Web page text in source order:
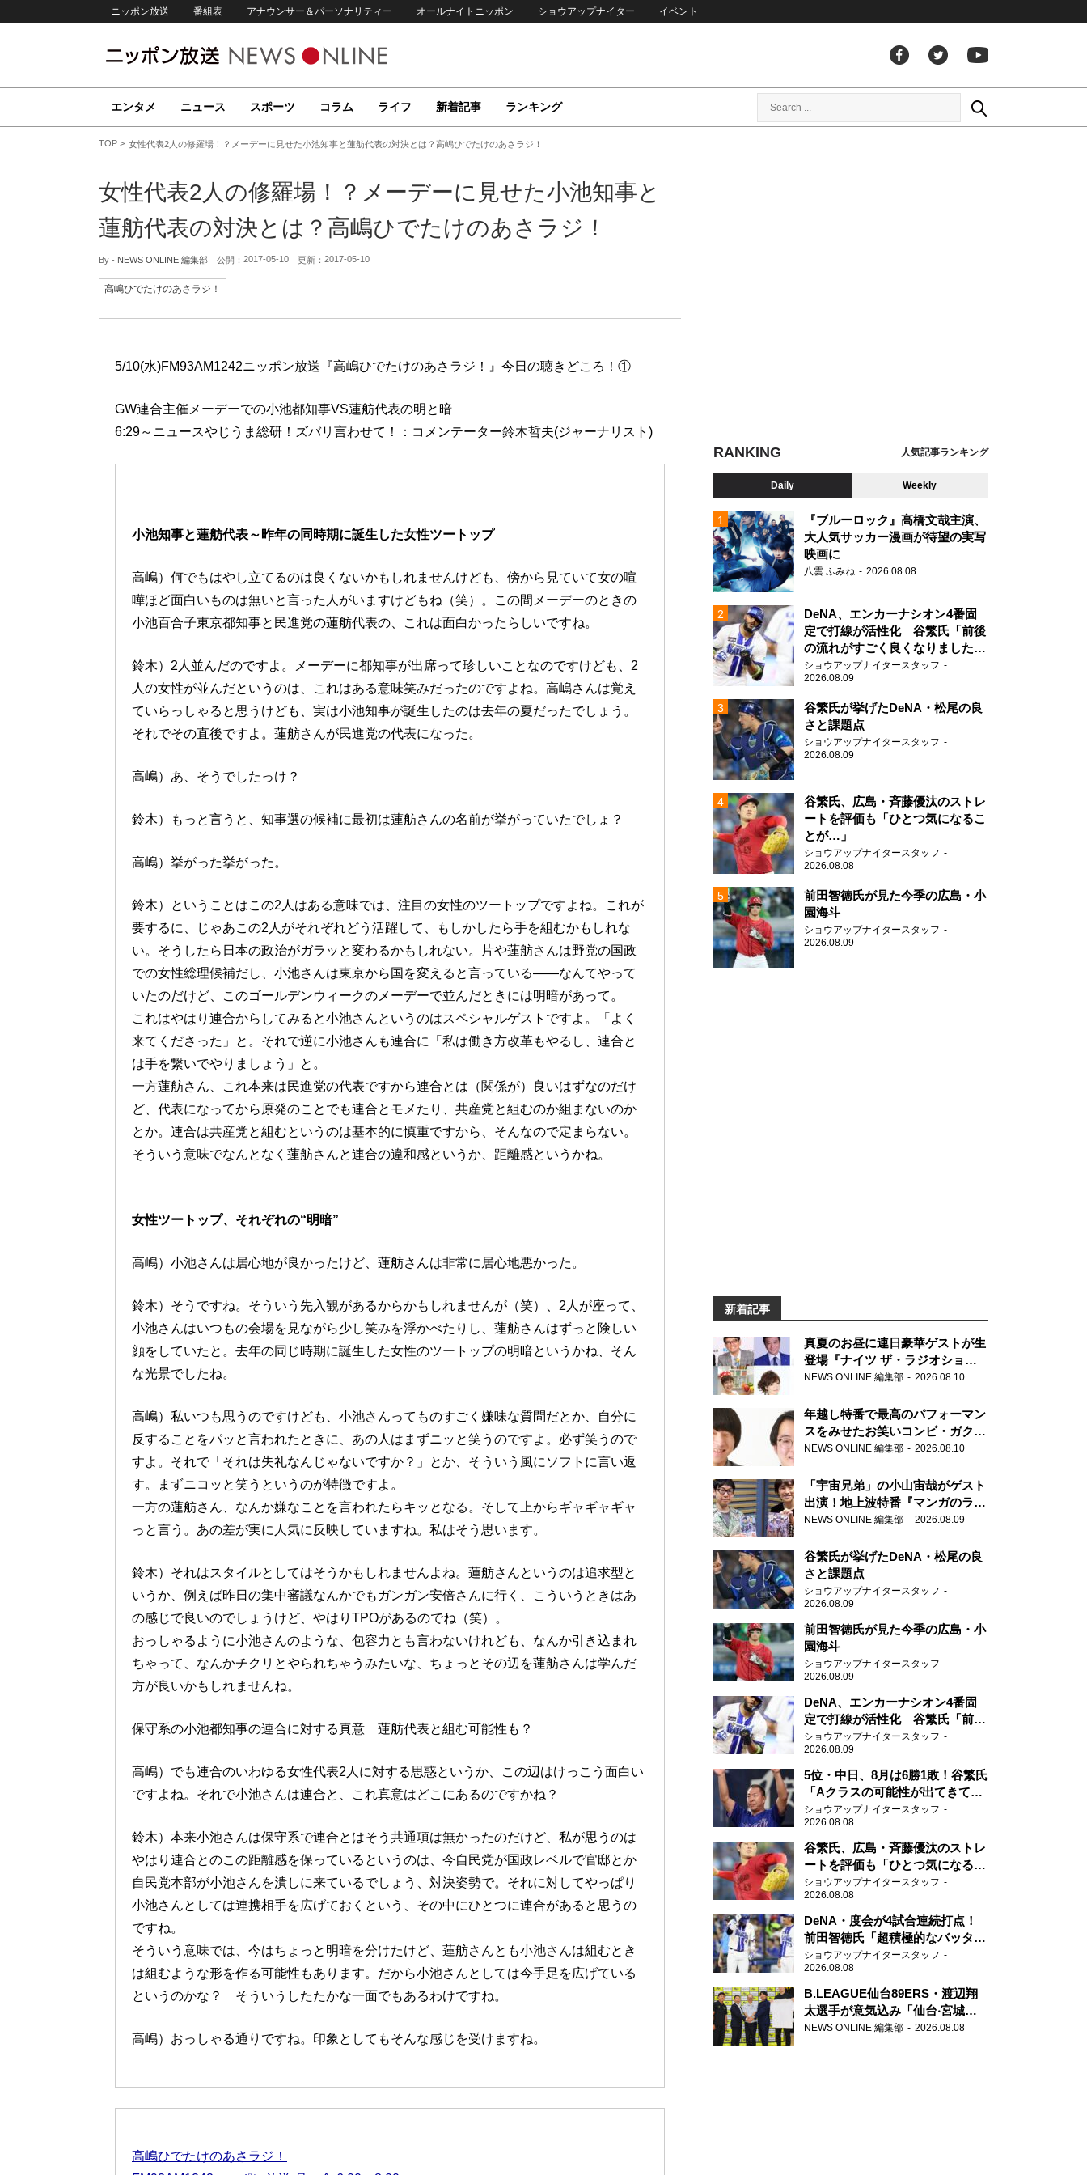
ニッポン放送 番組表 アナウンサー＆パーソナリティー オールナイトニッポン ショウアップナイター イベント
エンタメ ニュース スポーツ コラム ライフ 新着記事 ランキング
TOP 女性代表2人の修羅場！？メーデーに見せた小池知事と蓮舫代表の対決とは？高嶋ひでたけのあさラジ！
女性代表2人の修羅場！？メーデーに見せた小池知事と
蓮舫代表の対決とは？高嶋ひでたけのあさラジ！
By - NEWS ONLINE 編集部 公開： 2017-05-10 更新： 2017-05-10
高嶋ひでたけのあさラジ！
5/10(水)FM93AM1242ニッポン放送『高嶋ひでたけのあさラジ！』今日の聴きどころ！①
GW連合主催メーデーでの小池都知事VS蓮舫代表の明と暗
6:29～ニュースやじうま総研！ズバリ言わせて！：コメンテーター鈴木哲夫(ジャーナリスト)
小池知事と蓮舫代表～昨年の同時期に誕生した女性ツートップ
高嶋）何でもはやし立てるのは良くないかもしれませんけども、傍から見ていて女の喧
嘩ほど面白いものは無いと言った人がいますけどもね（笑）。この間メーデーのときの
小池百合子東京都知事と民進党の蓮舫代表の、これは面白かったらしいですね。
鈴木）2人並んだのですよ。メーデーに都知事が出席って珍しいことなのですけども、2
人の女性が並んだというのは、これはある意味笑みだったのですよね。高嶋さんは覚え
ていらっしゃると思うけども、実は小池知事が誕生したのは去年の夏だったでしょう。
それでその直後ですよ。蓮舫さんが民進党の代表になった。
高嶋）あ、そうでしたっけ？
鈴木）もっと言うと、知事選の候補に最初は蓮舫さんの名前が挙がっていたでしょ？
高嶋）挙がった挙がった。
鈴木）ということはこの2人はある意味では、注目の女性のツートップですよね。これが
要するに、じゃあこの2人がそれぞれどう活躍して、もしかしたら手を組むかもしれな
い。そうしたら日本の政治がガラッと変わるかもしれない。片や蓮舫さんは野党の国政
での女性総理候補だし、小池さんは東京から国を変えると言っている――なんてやって
いたのだけど、このゴールデンウィークのメーデーで並んだときには明暗があって。
これはやはり連合からしてみると小池さんというのはスペシャルゲストですよ。「よく
来てくださった」と。それで逆に小池さんも連合に「私は働き方改革もやるし、連合と
は手を繋いでやりましょう」と。
一方蓮舫さん、これ本来は民進党の代表ですから連合とは（関係が）良いはずなのだけ
ど、代表になってから原発のことでも連合とモメたり、共産党と組むのか組まないのか
とか。連合は共産党と組むというのは基本的に慎重ですから、そんなので定まらない。
そういう意味でなんとなく蓮舫さんと連合の違和感というか、距離感というかね。
女性ツートップ、それぞれの“明暗”
高嶋）小池さんは居心地が良かったけど、蓮舫さんは非常に居心地悪かった。
鈴木）そうですね。そういう先入観があるからかもしれませんが（笑）、2人が座って、
小池さんはいつもの会場を見ながら少し笑みを浮かべたりし、蓮舫さんはずっと険しい
顔をしていたと。去年の同じ時期に誕生した女性のツートップの明暗というかね、そん
な光景でしたね。
高嶋）私いつも思うのですけども、小池さんってものすごく嫌味な質問だとか、自分に
反することをパッと言われたときに、あの人はまずニッと笑うのですよ。必ず笑うので
すよ。それで「それは失礼なんじゃないですか？」とか、そういう風にソフトに言い返
す。まずニコッと笑うというのが特徴ですよ。
一方の蓮舫さん、なんか嫌なことを言われたらキッとなる。そして上からギャギャギャ
っと言う。あの差が実に人気に反映していますね。私はそう思います。
鈴木）それはスタイルとしてはそうかもしれませんよね。蓮舫さんというのは追求型と
いうか、例えば昨日の集中審議なんかでもガンガン安倍さんに行く、こういうときはあ
の感じで良いのでしょうけど、やはりTPOがあるのでね（笑）。
おっしゃるように小池さんのような、包容力とも言わないけれども、なんか引き込まれ
ちゃって、なんかチクリとやられちゃうみたいな、ちょっとその辺を蓮舫さんは学んだ
方が良いかもしれませんね。
保守系の小池都知事の連合に対する真意 蓮舫代表と組む可能性も？
高嶋）でも連合のいわゆる女性代表2人に対する思惑というか、この辺はけっこう面白い
ですよね。それで小池さんは連合と、これ真意はどこにあるのですかね？
鈴木）本来小池さんは保守系で連合とはそう共通項は無かったのだけど、私が思うのは
やはり連合とのこの距離感を保っているというのは、今自民党が国政レベルで官邸とか
自民党本部が小池さんを潰しに来ているでしょう、対決姿勢で。それに対してやっぱり
小池さんとしては連携相手を広げておくという、その中にひとつに連合があると思うの
ですね。
そういう意味では、今はちょっと明暗を分けたけど、蓮舫さんとも小池さんは組むとき
は組むような形を作る可能性もあります。だから小池さんとしては今手足を広げている
というのかな？ そういうしたたかな一面でもあるわけですね。
高嶋）おっしゃる通りですね。印象としてもそんな感じを受けますね。
高嶋ひでたけのあさラジ！
RANKING 人気記事ランキング
Daily Weekly
『ブルーロック』高橋文哉主演、
大人気サッカー漫画が待望の実写
映画に
八雲 ふみね 2026.08.08
DeNA、エンカーナシオン4番固
定で打線が活性化 谷繁氏「前後
の流れがすごく良くなりました
ね」
ショウアップナイタースタッフ
2026.08.09
谷繁氏が挙げたDeNA・松尾の良
さと課題点
ショウアップナイタースタッフ
2026.08.09
谷繁氏、広島・斉藤優汰のストレ
ートを評価も「ひとつ気になるこ
とが…」
ショウアップナイタースタッフ
2026.08.08
前田智徳氏が見た今季の広島・小
園海斗
ショウアップナイタースタッフ
2026.08.09
新着記事
真夏のお昼に連日豪華ゲストが生
登場『ナイツ ザ・ラジオショ
ー』
NEWS ONLINE 編集部 2026.08.10
年越し特番で最高のパフォーマン
スをみせたお笑いコンビ・ガクヅ
ケが満を持して『オールナイトニ
NEWS ONLINE 編集部 2026.08.10
「宇宙兄弟」の小山宙哉がゲスト
出演！地上波特番『マンガのラジ
オ 宇宙兄弟スペシャル 』
NEWS ONLINE 編集部 2026.08.09
谷繁氏が挙げたDeNA・松尾の良
さと課題点
ショウアップナイタースタッフ
2026.08.09
前田智徳氏が見た今季の広島・小
園海斗
ショウアップナイタースタッフ
2026.08.09
DeNA、エンカーナシオン4番固
定で打線が活性化 谷繁氏「前後
の流れがすごく良くなりました
ね」
ショウアップナイタースタッフ
2026.08.09
5位・中日、8月は6勝1敗！谷繁氏
「Aクラスの可能性が出てきてい
ますね」
ショウアップナイタースタッフ
2026.08.08
谷繁氏、広島・斉藤優汰のストレ
ートを評価も「ひとつ気になるこ
とが…」
ショウアップナイタースタッフ
2026.08.08
DeNA・度会が4試合連続打点！
前田智徳氏「超積極的なバッター
はチャンスに強い」
ショウアップナイタースタッフ
2026.08.08
B.LEAGUE仙台89ERS・渡辺翔
太選手が意気込み「仙台‧宮城を
さらに盛り上げていきたいです」
NEWS ONLINE 編集部 2026.08.08